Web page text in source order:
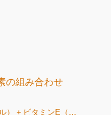
の組み合わせ
ビタミンE（α-トコフェロール） + ビタミンE（β-トコフェロール） + ビタミンE（γ-トコフェロール） + ビタミンE（δ-トコフェロール） + ビタミンC